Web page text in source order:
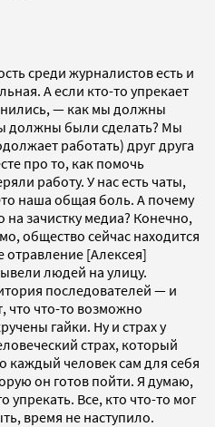
среди журналистов есть и
А если кто-то упрекает
— как мы должны
должны были сделать? Мы
работать) друг друга
про то, как помочь
работу. У нас есть чаты,
наша общая боль. А почему
зачистку медиа? Конечно,
общество сейчас находится
отравление [Алексея]
людей на улицу.
последователей — и
что что-то возможно
гайки. Ну и страх у
страх, который
каждый человек сам для себя
он готов пойти. Я думаю,
упрекать. Все, кто что-то мог
время не наступило.